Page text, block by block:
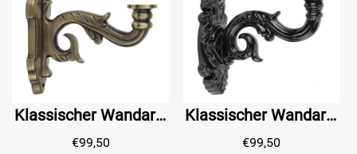
Klassischer Wandarm für Lampe - Bronze
€99,50
Klassischer Wandarm für Lampe - Aluminium - Grün oder Schwarz
€99,50